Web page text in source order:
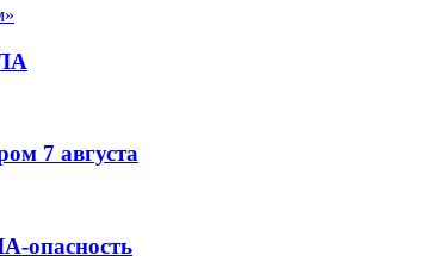
7 августа
опасность